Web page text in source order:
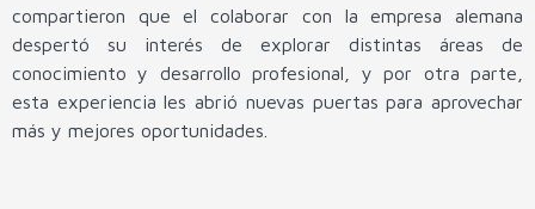
compartieron que el colaborar con la empresa alemana
despertó su interés de explorar distintas áreas de
conocimiento y desarrollo profesional, y por otra parte,
esta experiencia les abrió nuevas puertas para aprovechar
más y mejores oportunidades.